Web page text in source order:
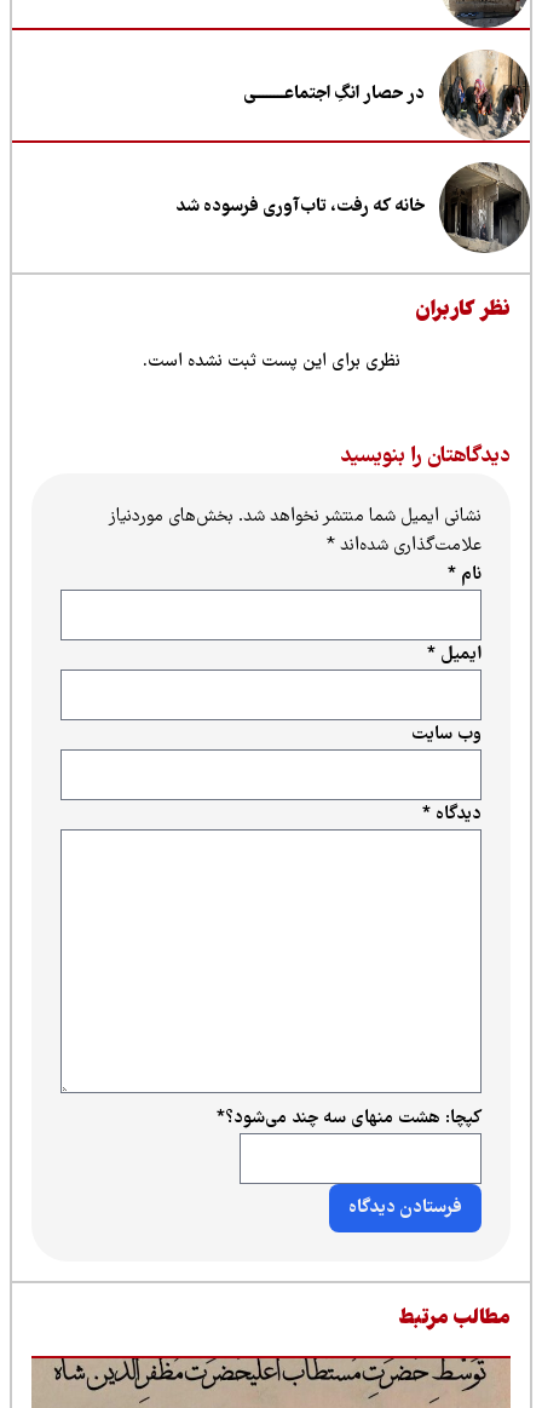
در حصار انگِ اجتماعــــــــی
خانه که رفت، تاب‌آوری فرسوده شد
کاربران
نظری برای این پست ثبت نشده است.
را بنویسید
نشانی ایمیل شما منتشر نخواهد شد.بخش‌های موردنیاز
علامت‌گذاری شده‌اند*
دیدگاه*
ایمیل*
وب‌ سایت
کپچا: هشت منهای سه چند می‌شود؟*
مرتبط